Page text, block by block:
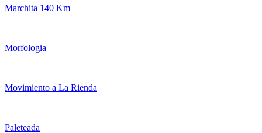
Marchita 140 Km
Morfologia
Movimiento a La Rienda
Paleteada